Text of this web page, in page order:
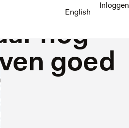
English
Inloggen
nog
goed